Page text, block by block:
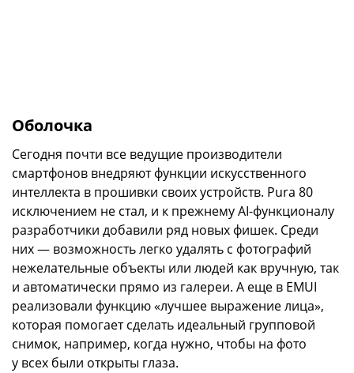
Оболочка
Сегодня почти все ведущие производители
смартфонов внедряют функции искусственного
интеллекта в прошивки своих устройств. Pura 80
исключением не стал, и к прежнему AI-функционалу
разработчики добавили ряд новых фишек. Среди
них — возможность легко удалять с фотографий
нежелательные объекты или людей как вручную, так
и автоматически прямо из галереи. А еще в EMUI
реализовали функцию «лучшее выражение лица»,
которая помогает сделать идеальный групповой
снимок, например, когда нужно, чтобы на фото
у всех были открыты глаза.